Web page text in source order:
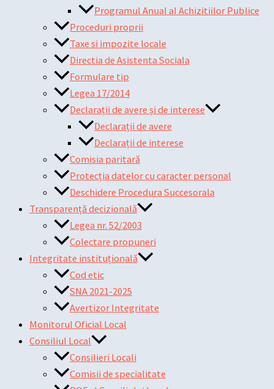
Programul Anual al Achizitiilor Publice
Proceduri proprii
Taxe si impozite locale
Directia de Asistenta Sociala
Formulare tip
Legea 17/2014
Declarații de avere și de interese
Declarații de avere
Declarații de interese
Comisia paritară
Protecția datelor cu caracter personal
Deschidere Procedura Succesorala
Transparență decizională
Legea nr. 52/2003
Colectare propuneri
Integritate instituțională
Cod etic
SNA 2021-2025
Avertizor Integritate
Monitorul Oficial Local
Consiliul Local
Consilieri Locali
Comisii de specialitate